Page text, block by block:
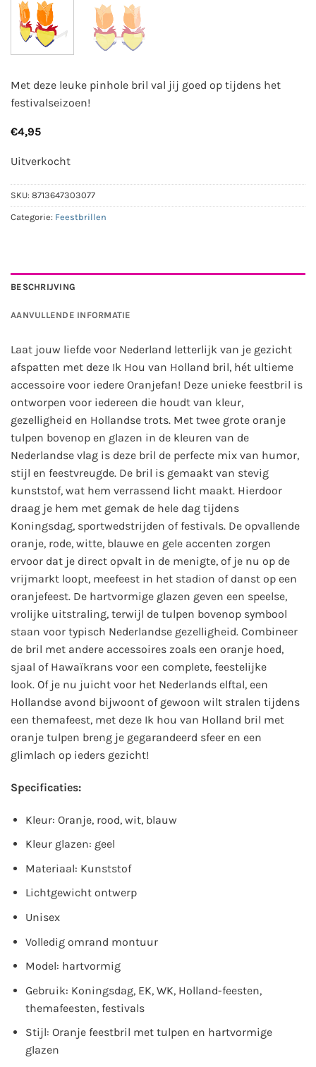
Met deze leuke pinhole bril val jij goed op tijdens het
festivalseizoen!
€4,95
Uitverkocht
SKU: 8713647303077
Categorie: Feestbrillen
BESCHRIJVING
AANVULLENDE INFORMATIE
Laat jouw liefde voor Nederland letterlijk van je gezicht
afspatten met deze Ik Hou van Holland bril, hét ultieme
accessoire voor iedere Oranjefan! Deze unieke feestbril is
ontworpen voor iedereen die houdt van kleur,
gezelligheid en Hollandse trots. Met twee grote oranje
tulpen bovenop en glazen in de kleuren van de
Nederlandse vlag is deze bril de perfecte mix van humor,
stijl en feestvreugde. De bril is gemaakt van stevig
kunststof, wat hem verrassend licht maakt. Hierdoor
draag je hem met gemak de hele dag tijdens
Koningsdag, sportwedstrijden of festivals. De opvallende
oranje, rode, witte, blauwe en gele accenten zorgen
ervoor dat je direct opvalt in de menigte, of je nu op de
vrijmarkt loopt, meefeest in het stadion of danst op een
oranjefeest. De hartvormige glazen geven een speelse,
vrolijke uitstraling, terwijl de tulpen bovenop symbool
staan voor typisch Nederlandse gezelligheid. Combineer
de bril met andere accessoires zoals een oranje hoed,
sjaal of Hawaïkrans voor een complete, feestelijke
look. Of je nu juicht voor het Nederlands elftal, een
Hollandse avond bijwoont of gewoon wilt stralen tijdens
een themafeest, met deze Ik hou van Holland bril met
oranje tulpen breng je gegarandeerd sfeer en een
glimlach op ieders gezicht!
Specificaties:
Kleur: Oranje, rood, wit, blauw
Kleur glazen: geel
Materiaal: Kunststof
Lichtgewicht ontwerp
Unisex
Volledig omrand montuur
Model: hartvormig
Gebruik: Koningsdag, EK, WK, Holland-feesten,
themafeesten, festivals
Stijl: Oranje feestbril met tulpen en hartvormige
glazen